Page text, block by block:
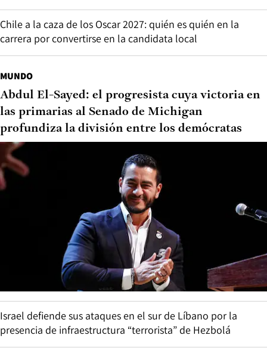
Chile a la caza de los Oscar 2027: quién es quién en la
carrera por convertirse en la candidata local
MUNDO
Abdul El-Sayed: el progresista cuya victoria en
las primarias al Senado de Michigan
profundiza la división entre los demócratas
Israel defiende sus ataques en el sur de Líbano por la
presencia de infraestructura “terrorista” de Hezbolá